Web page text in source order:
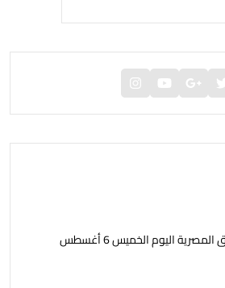
أسعار الذهب فى الأسواق المصرية اليوم الخميس 6 أغسطس